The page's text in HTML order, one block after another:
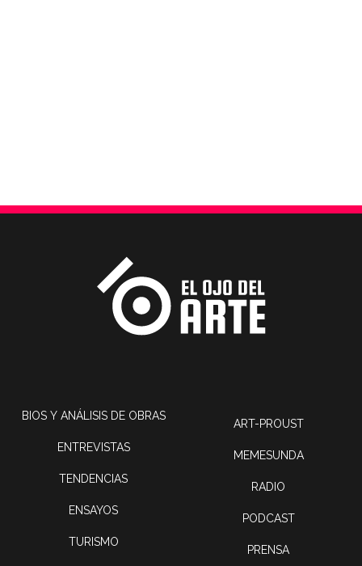
BIOS Y ANÁLISIS DE OBRAS
ENTREVISTAS
TENDENCIAS
ENSAYOS
TURISMO
ART-PROUST
MEMESUNDA
RADIO
PODCAST
PRENSA